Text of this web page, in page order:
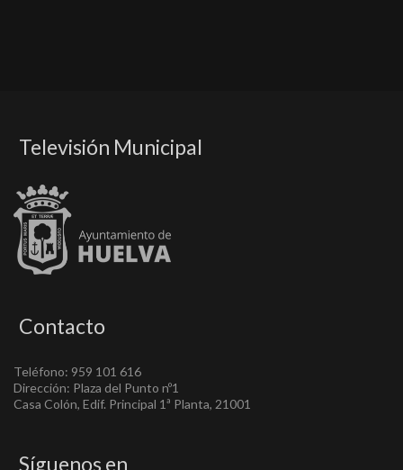
Televisión Municipal
Contacto
Teléfono: 959 101 616
Dirección: Plaza del Punto nº1
Casa Colón, Edif. Principal 1ª Planta, 21001
Síguenos en